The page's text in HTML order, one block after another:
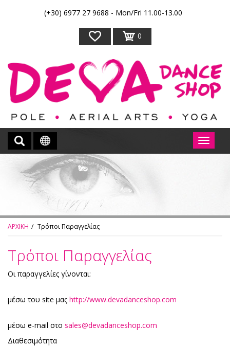
(+30) 6977 27 9688 - Mon/Fri 11.00-13.00
0
ΑΡΧΙΚΗ Τρόποι Παραγγελίας
Τρόποι Παραγγελίας
Οι παραγγελίες γίνονται:
μέσω του site μας http://www.devadanceshop.com
μέσω e-mail στο sales@devadanceshop.com
Διαθεσιμότητα